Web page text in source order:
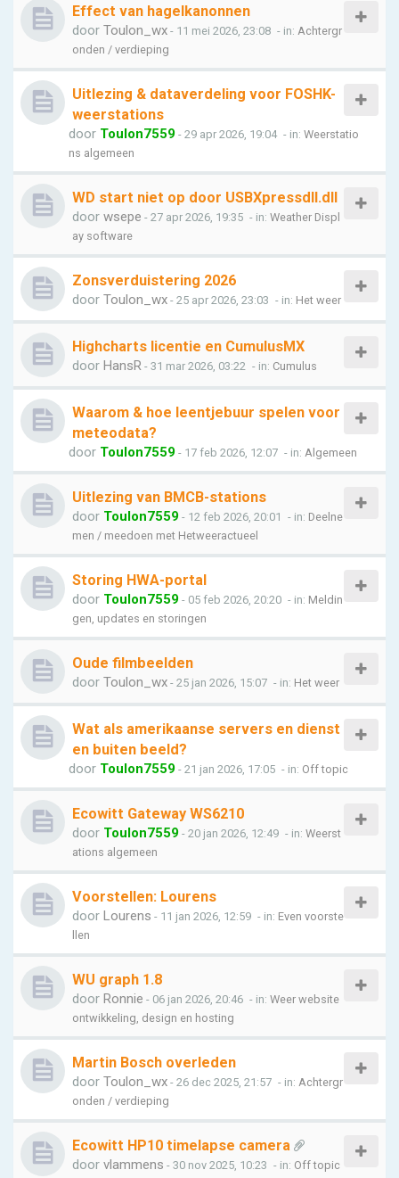
Effect van hagelkanonnen
door Toulon_wx - 11 mei 2026, 23:08 - in: Achtergr
onden / verdieping
Uitlezing & dataverdeling voor FOSHK-
weerstations
door Toulon7559 - 29 apr 2026, 19:04 - in: Weerstatio
ns algemeen
WD start niet op door USBXpressdll.dll
door wsepe - 27 apr 2026, 19:35 - in: Weather Displ
ay software
Zonsverduistering 2026
door Toulon_wx - 25 apr 2026, 23:03 - in: Het weer
Highcharts licentie en CumulusMX
door HansR - 31 mar 2026, 03:22 - in: Cumulus
Waarom & hoe leentjebuur spelen voor
meteodata?
door Toulon7559 - 17 feb 2026, 12:07 - in: Algemeen
Uitlezing van BMCB-stations
door Toulon7559 - 12 feb 2026, 20:01 - in: Deelne
men / meedoen met Hetweeractueel
Storing HWA-portal
door Toulon7559 - 05 feb 2026, 20:20 - in: Meldin
gen, updates en storingen
Oude filmbeelden
door Toulon_wx - 25 jan 2026, 15:07 - in: Het weer
Wat als amerikaanse servers en dienst
en buiten beeld?
door Toulon7559 - 21 jan 2026, 17:05 - in: Off topic
Ecowitt Gateway WS6210
door Toulon7559 - 20 jan 2026, 12:49 - in: Weerst
ations algemeen
Voorstellen: Lourens
door Lourens - 11 jan 2026, 12:59 - in: Even voorste
llen
WU graph 1.8
door Ronnie - 06 jan 2026, 20:46 - in: Weer website
ontwikkeling, design en hosting
Martin Bosch overleden
door Toulon_wx - 26 dec 2025, 21:57 - in: Achtergr
onden / verdieping
Ecowitt HP10 timelapse camera
door vlammens - 30 nov 2025, 10:23 - in: Off topic